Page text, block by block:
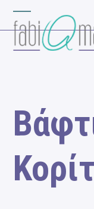
Open
mobile
Close
mobile